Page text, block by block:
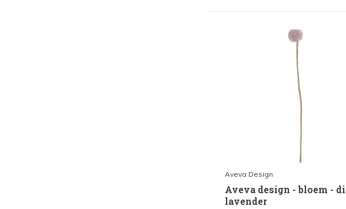
Aveva Design
Aveva design - bloem -
lavender